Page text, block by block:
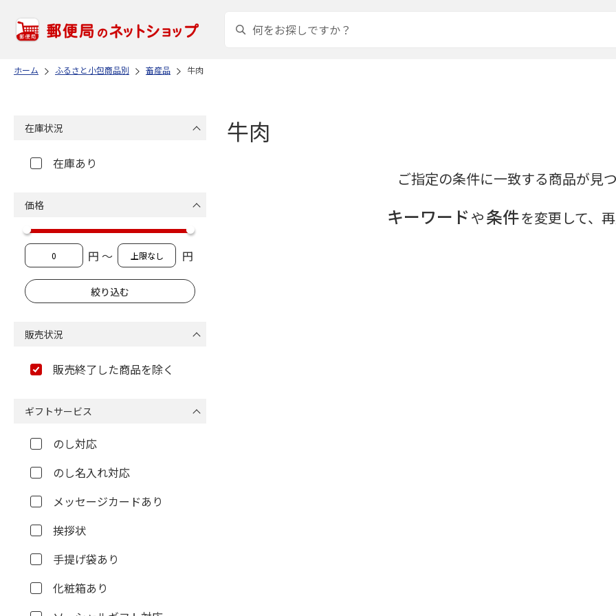
ホーム ふるさと小包商品別 畜産品 牛肉
牛肉
ご指定の条件に一致する商品が見
キーワードや条件を変更して、
在庫状況
在庫あり
価格
円 ～ 円
販売状況
販売終了した商品を除く
ギフトサービス
のし対応
のし名入れ対応
メッセージカードあり
挨拶状
手提げ袋あり
化粧箱あり